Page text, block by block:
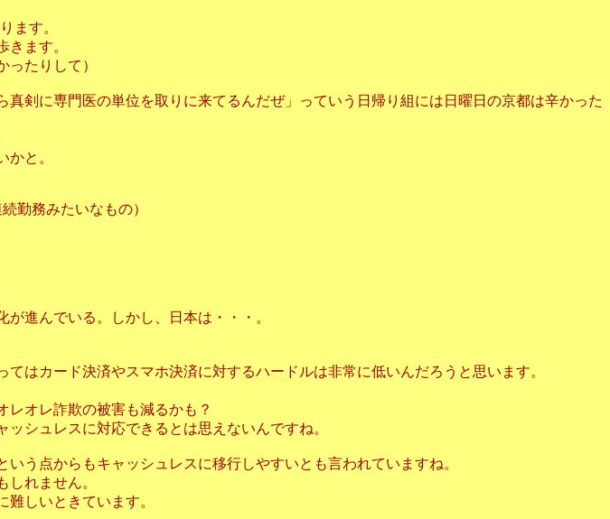
ます。
ます。
たりして）
剣に専門医の単位を取りに来てるんだぜ」っていう日帰り組には日曜日の京都は辛かった
と。
勤務みたいなもの）
進んでいる。しかし、日本は・・・。
はカード決済やスマホ決済に対するハードルは非常に低いんだろうと思います。
レオレ詐欺の被害も減るかも？
シュレスに対応できるとは思えないんですね。
う点からもキャッシュレスに移行しやすいとも言われていますね。
れません。
しいときています。